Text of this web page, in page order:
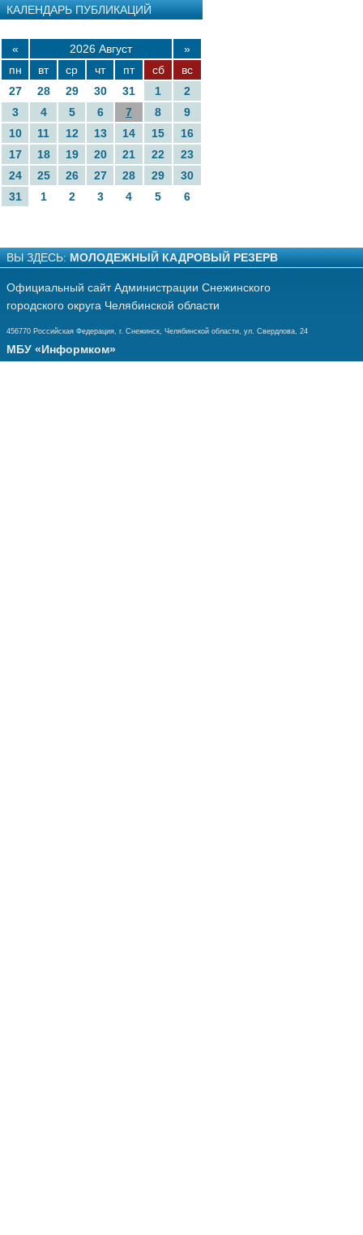
КАЛЕНДАРЬ ПУБЛИКАЦИЙ
« 2026 Август
»
пн
вт ср чт пт сб
вс
27
28 29 30 31 1
2
3
4 5 6 7 8
9
10
11 12 13 14 15
16
17
18 19 20 21 22
23
24
25 26 27 28 29
30
31
1 2 3 4 5 6
ВЫ ЗДЕСЬ: МОЛОДЕЖНЫЙ КАДРОВЫЙ РЕЗЕРВ
Официальный сайт Администрации Снежинского
городского округа Челябинской области
456770 Российская Федерация, г. Снежинск, Челябинской области, ул. Свердлова, 24
МБУ «Информком»